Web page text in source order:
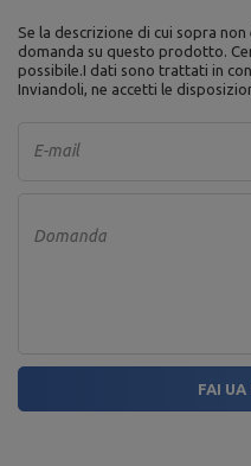
Se la descrizione di cui sopra
domanda su questo prodotto.
possibile.I dati sono trattati in
Inviandoli, ne accetti le
E-mail
Domanda
FAI